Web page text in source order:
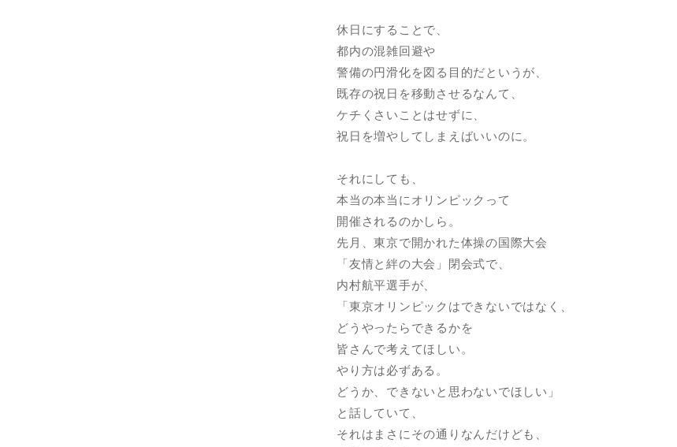
休日にすることで、
都内の混雑回避や
警備の円滑化を図る目的だというが、
既存の祝日を移動させるなんて、
ケチくさいことはせずに、
祝日を増やしてしまえばいいのに。
それにしても、
本当の本当にオリンピックって
開催されるのかしら。
先月、東京で開かれた体操の国際大会
「友情と絆の大会」閉会式で、
内村航平選手が、
「東京オリンピックはできないではなく、
どうやったらできるかを
皆さんで考えてほしい。
やり方は必ずある。
どうか、できないと思わないでほしい」
と話していて、
それはまさにその通りなんだけども、